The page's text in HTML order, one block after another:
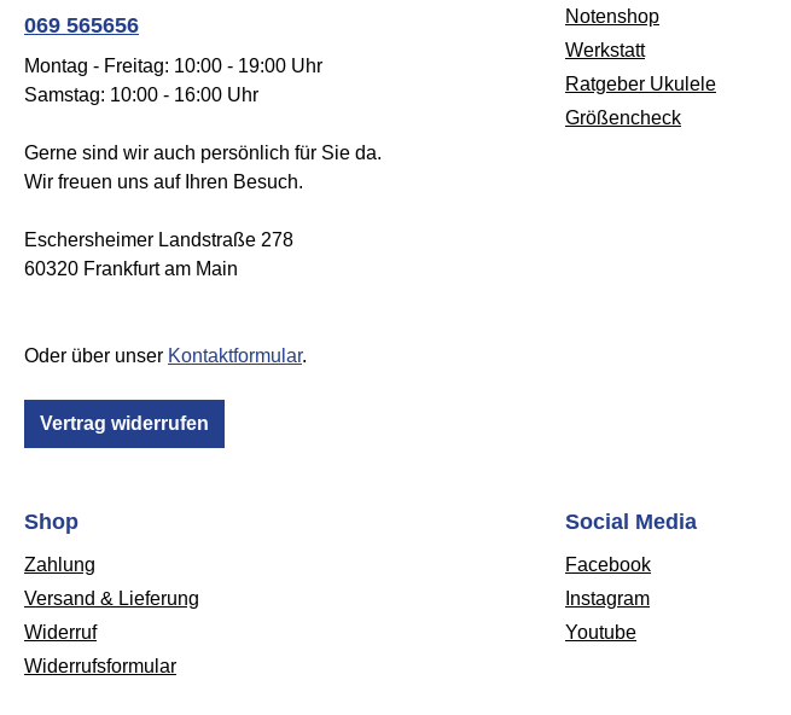
069 565656
Montag - Freitag: 10:00 - 19:00 Uhr
Samstag: 10:00 - 16:00 Uhr
Gerne sind wir auch persönlich für Sie da.
Wir freuen uns auf Ihren Besuch.
Eschersheimer Landstraße 278
60320 Frankfurt am Main
Oder über unser Kontaktformular.
Vertrag widerrufen
Notenshop
Werkstatt
Ratgeber Ukulele
Größencheck
Shop
Zahlung
Versand & Lieferung
Widerruf
Widerrufsformular
Social Media
Facebook
Instagram
Youtube